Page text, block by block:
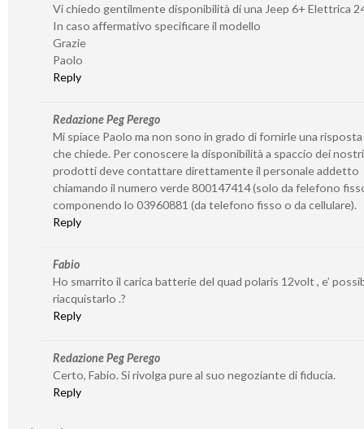
Vi chiedo gentilmente disponibilità di una Jeep 6+ Elettrica
In caso affermativo specificare il modello
Grazie
Paolo
Reply
Redazione Peg Perego
Mi spiace Paolo ma non sono in grado di fornirle una
che chiede. Per conoscere la disponibilità a spaccio dei nostri
prodotti deve contattare direttamente il personale addetto
chiamando il numero verde 800147414 (solo da felefono
componendo lo 03960881 (da telefono fisso o da cellulare).
Reply
Fabio
Ho smarrito il carica batterie del quad polaris 12volt , e’
riacquistarlo .?
Reply
Redazione Peg Perego
Certo, Fabio. Si rivolga pure al suo negoziante di fiducia.
Reply